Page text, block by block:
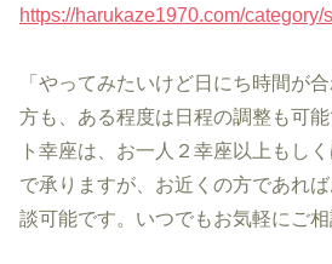
https://harukaze1970.com/category/
「やってみたいけど日にち時間が
方も、ある程度は日程の調整も可
ト幸座は、お一人２幸座以上もし
で承りますが、お近くの方であれ
談可能です。いつでもお気軽にご相